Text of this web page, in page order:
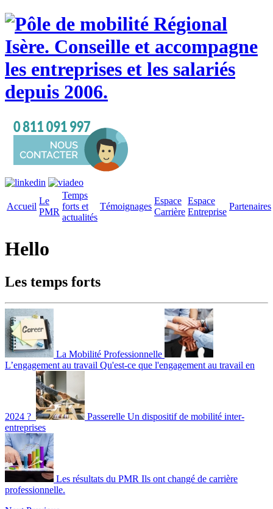
Accueil
Le
PMR
Temps
forts et
actualités
Témoignages
Espace
Carrière
Espace
Entreprise
Partenaires
Hello
Les temps forts
La Mobilité Professionnelle
L’engagement au travail Qu'est-ce que l'engagement au travail en
2024 ? Passerelle Un dispositif de mobilité inter-
entreprises
Les résultats du PMR Ils ont changé de carrière
professionnelle.